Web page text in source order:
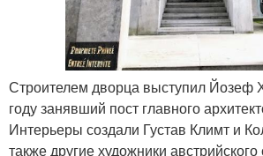
Строителем дворца выступил Йозеф
году занявший пост главного
Интерьеры создали Густав Климт и
также другие художники